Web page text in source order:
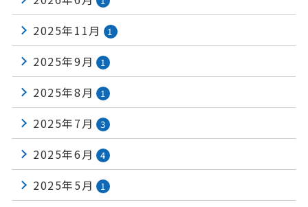
2025年11月 1
2025年9月 1
2025年8月 1
2025年7月 3
2025年6月 4
2025年5月 1